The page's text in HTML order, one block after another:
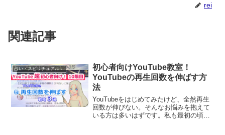
rei
関連記事
占い・スピリチュアルビジネス
初心者向けYouTube教室！
YouTubeの再生回数を伸ばす方
法
YouTubeをはじめてみたけど、全然再生
回数が伸びない。そんなお悩みを抱えて
いる方は多いはずです。私も最初の頃